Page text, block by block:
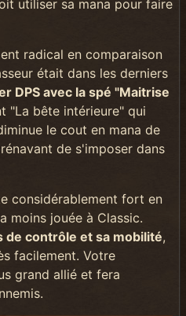
utiliser sa mana pour faire
radical en comparaison
était dans les derniers
DPS avec la spé "Maitrise
"La bête intérieure" qui
le cout en mana de
de s'imposer dans
considérablement fort en
moins jouée à Classic.
de contrôle et sa mobilité,
facilement. Votre
grand allié et fera